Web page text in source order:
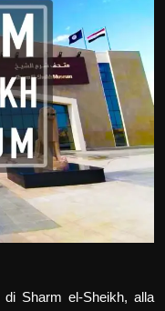
Sharm el-Sheikh, alla